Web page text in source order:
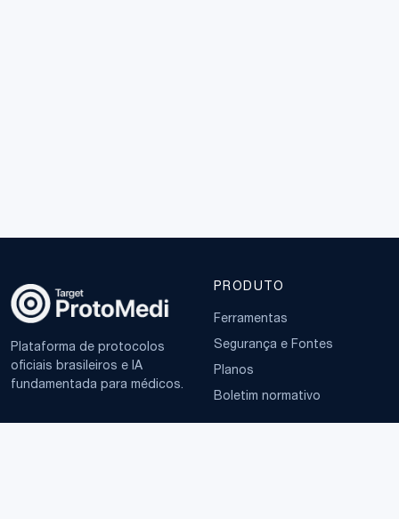
Plataforma de protocolos
oficiais brasileiros e IA
fundamentada para médicos.
PRODUTO
Ferramentas
Segurança e Fontes
Planos
Boletim normativo